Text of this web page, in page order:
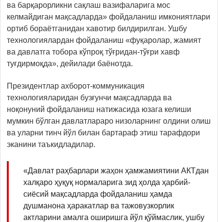
ва барқарорликни сақлаш вазифаларига мос
келмайдиган мақсадларда» фойдаланиш имкониятлари
ортиб бораётганидан хавотир билдирилган. Ушбу
технологиялардан фойдаланиш «фуқаролар, жамият
ва давлатга тобора кўпроқ тўғридан-тўғри хавф
туғдирмоқда», дейилади баёнотда.
Президентлар ахборот-коммуникация
технологияларидан бузғунчи мақсадларда ва
ноқонуний фойдаланиш натижасида юзага келиши
мумкин бўлган давлатлараро низоларнинг олдини олиш
ва уларни тинч йўл билан бартараф этиш тарафдори
эканини таъкидладилар.
«Давлат раҳбарлари жаҳон ҳамжамиятини АКТдан
халқаро ҳуқуқ нормаларига зид ҳолда ҳарбий-
сиёсий мақсадларда фойдаланиш ҳамда
душманона ҳаракатлар ва тажовузкорлик
актларини амалга оширишга йўл қўймаслик, ушбу